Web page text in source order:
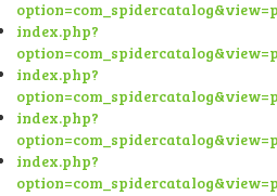
index.php?
index.php?
index.php?
index.php?